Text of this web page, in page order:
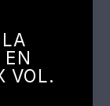
VOL.